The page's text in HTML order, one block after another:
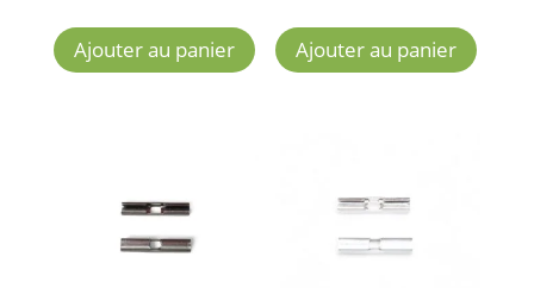
Ajouter au panier Ajouter au panier